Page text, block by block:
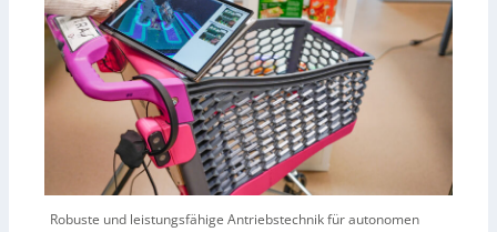
Robuste und leistungsfähige Antriebstechnik für autonomen